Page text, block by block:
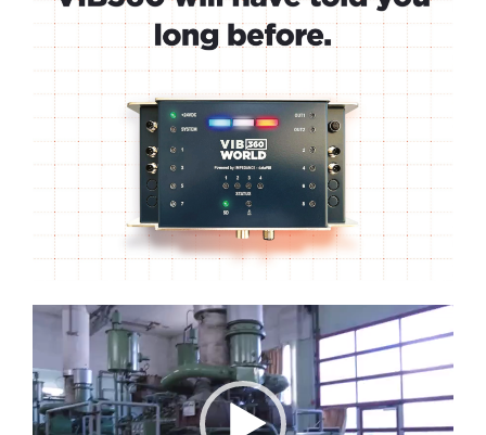
Lecteur